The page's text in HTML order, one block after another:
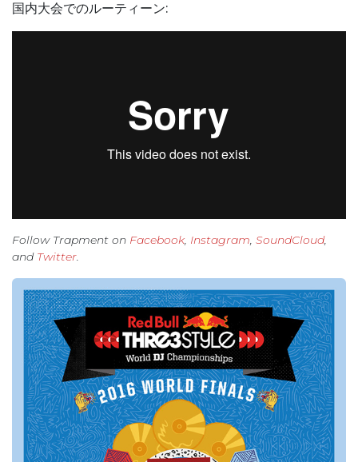
国内大会でのルーティーン:
Follow Trapment on Facebook, Instagram, SoundCloud,
and Twitter.